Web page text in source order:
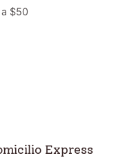
$50
Express